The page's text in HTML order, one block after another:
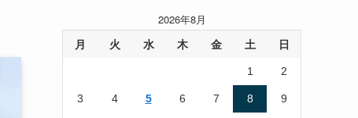
2026年8月
月 火 水 木 金 土 日
1 2
3 4 5 6 7 8 9